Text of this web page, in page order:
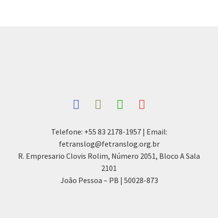
Telefone: +55 83 2178-1957 | Email:
fetranslog@fetranslog.org.br
R. Empresario Clovis Rolim, Número 2051, Bloco A Sala
2101
João Pessoa – PB | 50028-873